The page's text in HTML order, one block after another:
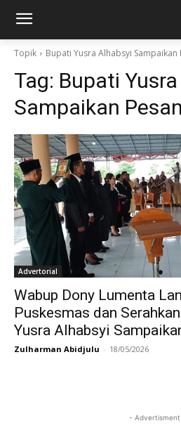
Topik Bupati Yusra Alhabsyi Sampaikan
Tag: Bupati
Sampaikan
Advertorial
Wabup Dony Lumenta
Puskesmas dan
Yusra Alhabsyi
Zulharman Abidjulu - 18/05/2026
-